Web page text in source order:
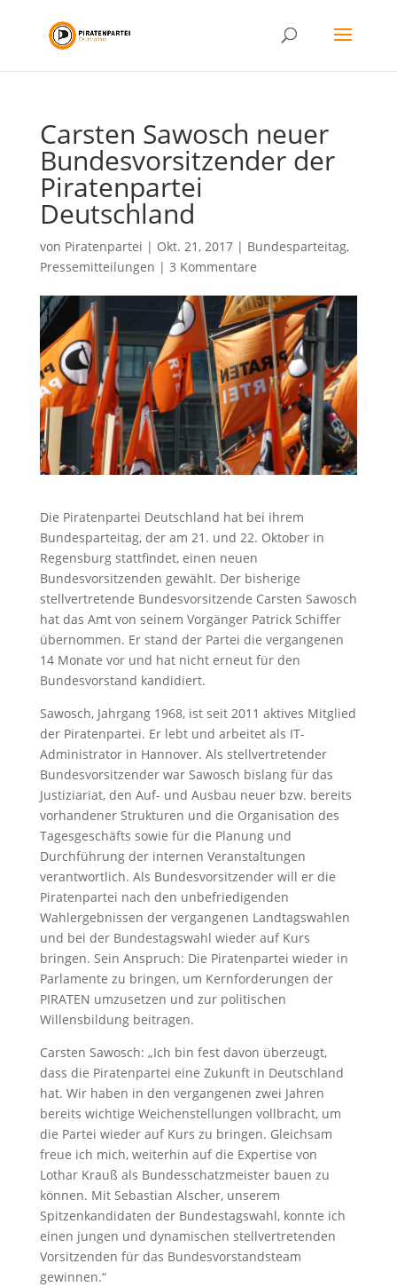
Carsten Sawosch neuer
Bundesvorsitzender der
Piratenpartei
Deutschland
von Piratenpartei | Okt. 21, 2017| Bundesparteitag,
Pressemitteilungen | 3 Kommentare
Die Piratenpartei Deutschland hat bei ihrem
Bundesparteitag, der am 21. und 22. Oktober in
Regensburg stattfindet, einen neuen
Bundesvorsitzenden gewählt. Der bisherige
stellvertretende Bundesvorsitzende Carsten Sawosch
hat das Amt von seinem Vorgänger Patrick Schiffer
übernommen. Er stand der Partei die vergangenen
14 Monate vor und hat nicht erneut für den
Bundesvorstand kandidiert.
Sawosch, Jahrgang 1968, ist seit 2011 aktives Mitglied
der Piratenpartei. Er lebt und arbeitet als IT-
Administrator in Hannover. Als stellvertretender
Bundesvorsitzender war Sawosch bislang für das
Justiziariat, den Auf- und Ausbau neuer bzw. bereits
vorhandener Strukturen und die Organisation des
Tagesgeschäfts sowie für die Planung und
Durchführung der internen Veranstaltungen
verantwortlich. Als Bundesvorsitzender will er die
Piratenpartei nach den unbefriedigenden
Wahlergebnissen der vergangenen Landtagswahlen
und bei der Bundestagswahl wieder auf Kurs
bringen. Sein Anspruch: Die Piratenpartei wieder in
Parlamente zu bringen, um Kernforderungen der
PIRATEN umzusetzen und zur politischen
Willensbildung beitragen.
Carsten Sawosch: „Ich bin fest davon überzeugt,
dass die Piratenpartei eine Zukunft in Deutschland
hat. Wir haben in den vergangenen zwei Jahren
bereits wichtige Weichenstellungen vollbracht, um
die Partei wieder auf Kurs zu bringen. Gleichsam
freue ich mich, weiterhin auf die Expertise von
Lothar Krauß als Bundesschatzmeister bauen zu
können. Mit Sebastian Alscher, unserem
Spitzenkandidaten der Bundestagswahl, konnte ich
einen jungen und dynamischen stellvertretenden
Vorsitzenden für das Bundesvorstandsteam
gewinnen.“